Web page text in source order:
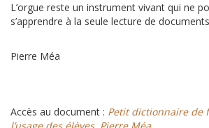
L’orgue reste un instrument vivant qui ne
s’apprendre à la seule lecture de
Pierre Méa
Accès au document : Petit dictionnaire de